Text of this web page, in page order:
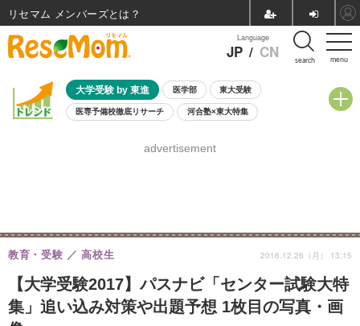
menu
Language
JP / CN search
大学受験 by 東進 医学部 東大受験
医専予備校徹底リサーチ 河合塾×東大特集
8月開催学校説明会・相談会
advertisement
【大学受験2017】パスナビ「センター試験大特
集」追い込み対策や出題予想 1枚目の写真・画
教育・受験 高校生 2016.12.26（月） 13:15
リセマム メンバーズ